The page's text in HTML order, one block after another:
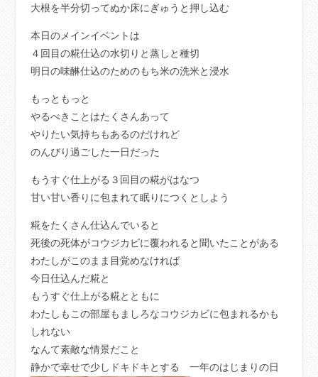
大根を半分切ってぬか床にぎゅうと押し込む
本日のメインイベントは
４回目の糀仕込の水切りと蒸しと種切
明日の味醂仕込のためのもち米の洗米と浸水
もっともっと
やるべきことはたくさんあって
やりたい気持ちもあるのだけれど
のんびり過ごした一日だった
もうすぐ仕上がる３回目の糀がはなつ
甘い甘い香りに包まれて眠りにつくとしよう
糀をたくさん仕込んでいると
死後の死体がコウジカビに覆われると聞いたことがある
わたしがこのまま目覚めなければ
今日仕込んだ糀と
もうすぐ仕上がる糀とともに
わたしもこの部屋もましろなコウジカビに包まれるかも
しれない
なんて素敵な情景だこと
静かで幸せで少しドキドキとする 一年のはじまりの日